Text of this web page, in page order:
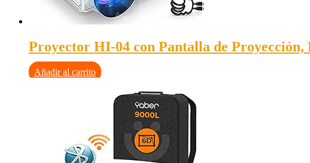
Proyector HI-04 con Pantalla de
Añadir al carrito